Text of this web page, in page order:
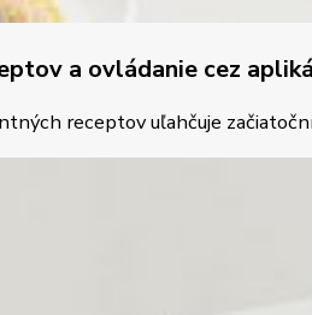
a ovládanie cez
receptov uľahčuje